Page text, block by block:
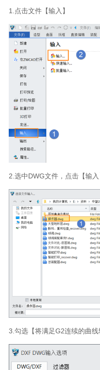
1.点击文件【输入】
2.选中DWG文件，点击【输入
3.勾选【将满足G2连续的曲线